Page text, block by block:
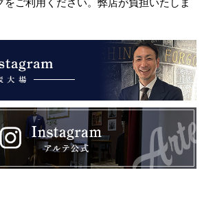
をご利用ください。弊店が負担いたしま